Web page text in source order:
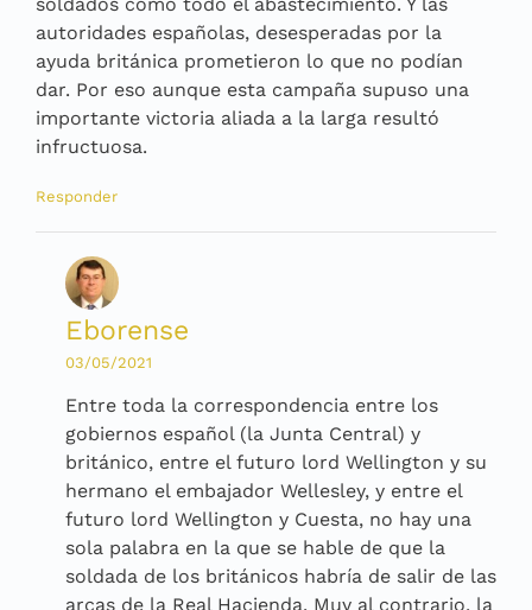
autoridades españolas, desesperadas por la
ayuda británica prometieron lo que no podían
dar. Por eso aunque esta campaña supuso una
importante victoria aliada a la larga resultó
infructuosa.
Responder
Eborense
03/05/2021
Entre toda la correspondencia entre los
gobiernos español (la Junta Central) y
británico, entre el futuro lord Wellington y su
hermano el embajador Wellesley, y entre el
futuro lord Wellington y Cuesta, no hay una
sola palabra en la que se hable de que la
soldada de los británicos habría de salir de las
arcas de la Real Hacienda. Muy al contrario, la